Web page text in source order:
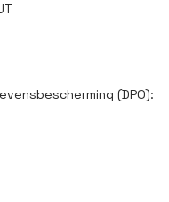
(DPO):